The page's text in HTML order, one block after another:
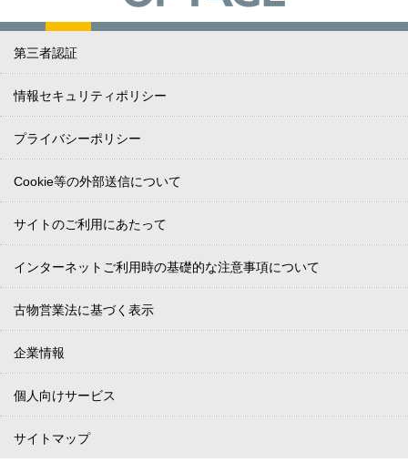
第三者認証
情報セキュリティポリシー
プライバシーポリシー
Cookie等の外部送信について
サイトのご利用にあたって
インターネットご利用時の基礎的な注意事項について
古物営業法に基づく表示
企業情報
個人向けサービス
サイトマップ